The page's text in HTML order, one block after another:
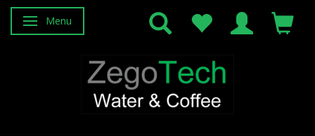
Attiva/disattiva navigazione
Menu